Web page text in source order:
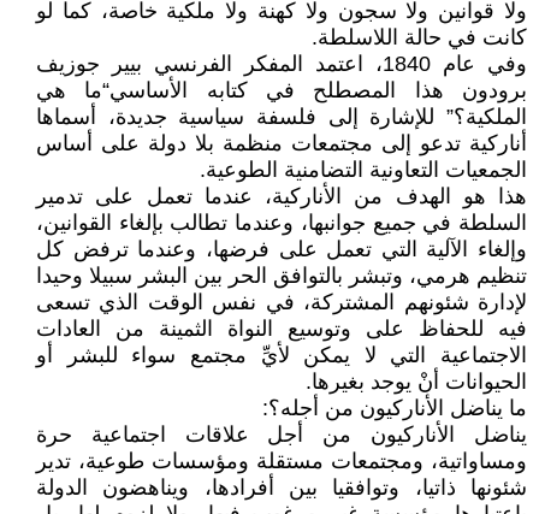
ولا قوانين ولا سجون ولا كهنة ولا ملكية خاصة، كما لو
كانت في حالة اللاسلطة.
وفي عام 1840، اعتمد المفكر الفرنسي بيير جوزيف
برودون هذا المصطلح في كتابه الأساسي“ما هي
الملكية؟” للإشارة إلى فلسفة سياسية جديدة، أسماها
أناركية تدعو إلى مجتمعات منظمة بلا دولة على أساس
الجمعيات التعاونية التضامنية الطوعية.
هذا هو الهدف من الأناركية، عندما تعمل على تدمير
السلطة في جميع جوانبها، وعندما تطالب بإلغاء القوانين،
وإلغاء الآلية التي تعمل على فرضها، وعندما ترفض كل
تنظيم هرمي، وتبشر بالتوافق الحر بين البشر سبيلا وحيدا
لإدارة شئونهم المشتركة، في نفس الوقت الذي تسعى
فيه للحفاظ على وتوسيع النواة الثمينة من العادات
الاجتماعية التي لا يمكن لأيِّ مجتمع سواء للبشر أو
الحيوانات أنْ يوجد بغيرها.
ما يناضل الأناركيون من أجله؟:
يناضل الأناركيون من أجل علاقات اجتماعية حرة
ومساواتية، ومجتمعات مستقلة ومؤسسات طوعية، تدير
شئونها ذاتيا، وتوافقيا بين أفرادها، ويناهضون الدولة